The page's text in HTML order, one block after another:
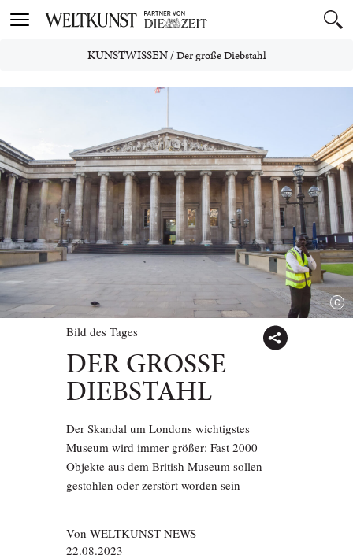
Toggle
KUNSTWISSEN/Der große Diebstahl
Bild des Tages
DER GROSSE D
IEBSTAHL
Der Skandal um Londons wichtigstes
Museum wird immer größer: Fast 2000
Objekte aus dem British Museum sollen
gestohlen oder zerstört worden sein
Von WELTKUNST NEWS
22.08.2023